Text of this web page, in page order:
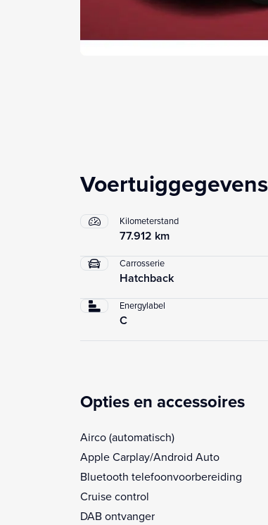
Kilometerstand
77.912 km
Carrosserie
Hatchback
Energylabel
C
Opties en accessoires
Airco (automatisch)
Apple Carplay/Android Auto
Bluetooth telefoonvoorbereiding
Cruise control
DAB ontvanger